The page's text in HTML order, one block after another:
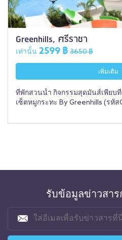
Greenhills, ศรีราชา
เท่านั้น 2599 ฿ 3650 ฿
เพิ่มเติม
ที่พักสวนน้ำ กิจกรรมสุดมันส์เพียบ
เซ็ตหมูกระทะ By Greenhills (รหัส
รับข้อมูลข่าวสาร